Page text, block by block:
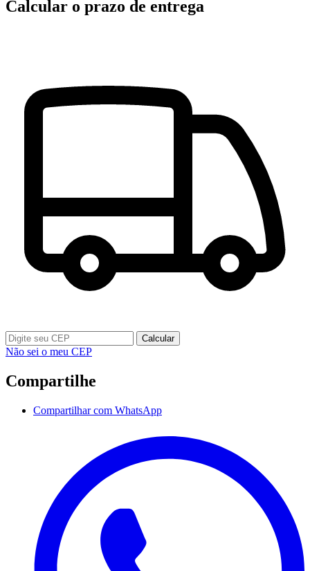
Calcular o prazo de entrega
Calcular
Não sei o meu CEP
Compartilhe
Compartilhar com WhatsApp